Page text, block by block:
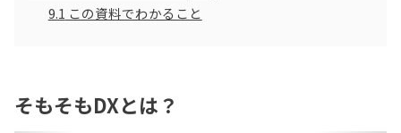
9.1 この資料でわかること
そもそもDXとは？